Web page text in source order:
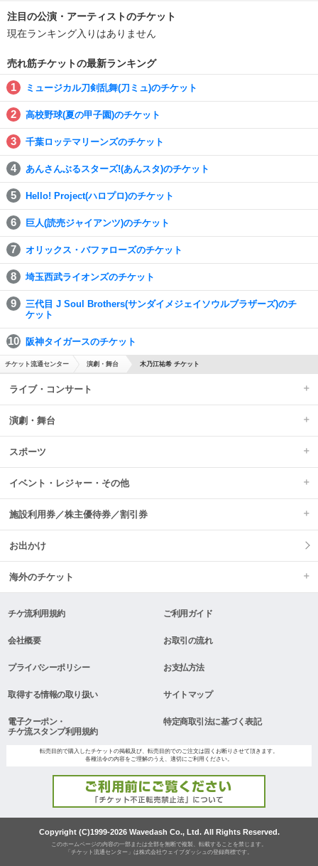
注目の公演・アーティストのチケット
現在ランキング入りはありません
売れ筋チケットの最新ランキング
ミュージカル刀剣乱舞(刀ミュ)のチケット
高校野球(夏の甲子園)のチケット
千葉ロッテマリーンズのチケット
あんさんぶるスターズ!(あんスタ)のチケット
Hello! Project(ハロプロ)のチケット
巨人(読売ジャイアンツ)のチケット
オリックス・バファローズのチケット
埼玉西武ライオンズのチケット
三代目 J Soul Brothers(サンダイメジェイソウルブラザーズ)のチ
ケット
阪神タイガースのチケット
チケット流通センター 演劇・舞台 木乃江祐希 チケット
ライブ・コンサート
演劇・舞台
スポーツ
イベント・レジャー・その他
施設利用券／株主優待券／割引券
お出かけ
海外のチケット
チケ流利用規約 ご利用ガイド
会社概要 お取引の流れ
プライバシーポリシー お支払方法
取得する情報の取り扱い サイトマップ
電子クーポン・
チケ流スタンプ利用規約
特定商取引法に基づく表記
転売目的で購入したチケットの掲載及び、転売目的でのご注文は固くお断りさせて頂きます。
各種法令の内容をご理解のうえ、適切にご利用ください。
Copyright (C)1999-2026 Wavedash Co., Ltd. All Rights Reserved.
このホームページの内容の一部または全部を無断で複製、転載することを禁じます。
「チケット流通センター」は株式会社ウェイブダッシュの登録商標です。